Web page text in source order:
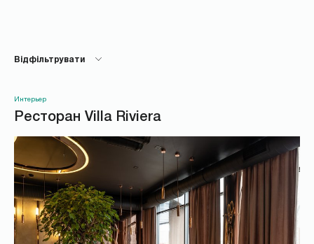
Відфільтрувати
БИЗНЕС КЛИЕНТЫ
ЧАСТНЫЕ КЛИЕНТЫ
Всі
Интерьер
Интерьер
Ресторан Villa Riviera